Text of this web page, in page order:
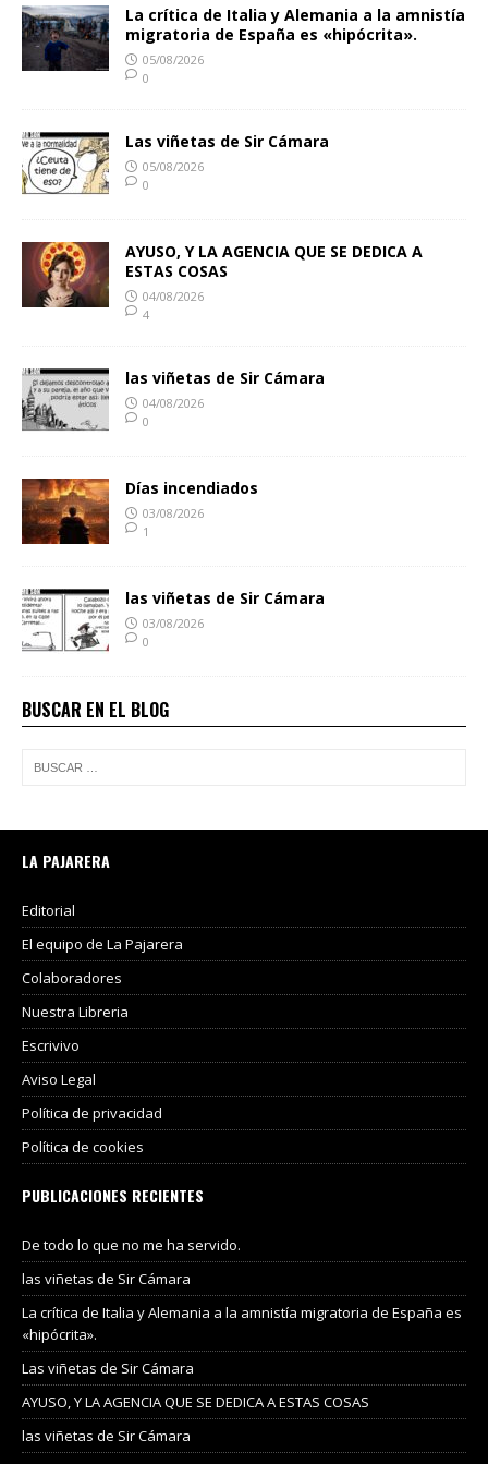
La crítica de Italia y Alemania a la amnistía
migratoria de España es «hipócrita».
05/08/2026
0
Las viñetas de Sir Cámara
05/08/2026
0
AYUSO, Y LA AGENCIA QUE SE DEDICA A
ESTAS COSAS
04/08/2026
4
las viñetas de Sir Cámara
04/08/2026
0
Días incendiados
03/08/2026
1
las viñetas de Sir Cámara
03/08/2026
0
BUSCAR EN EL BLOG
LA PAJARERA
Editorial
El equipo de La Pajarera
Colaboradores
Nuestra Libreria
Escrivivo
Aviso Legal
Política de privacidad
Política de cookies
PUBLICACIONES RECIENTES
De todo lo que no me ha servido.
las viñetas de Sir Cámara
La crítica de Italia y Alemania a la amnistía migratoria de España es
«hipócrita».
Las viñetas de Sir Cámara
AYUSO, Y LA AGENCIA QUE SE DEDICA A ESTAS COSAS
las viñetas de Sir Cámara